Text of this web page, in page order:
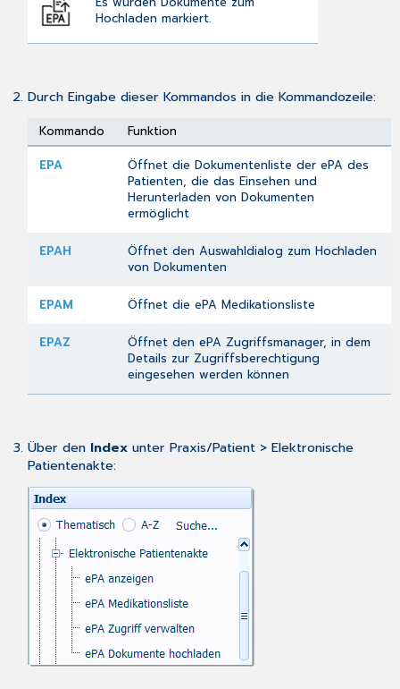
Hochladen markiert.
Durch Eingabe dieser Kommandos in die Kommandozeile:
Kommando
Funktion
EPA
Öffnet die Dokumentenliste der ePA des
Patienten, die das Einsehen und
Herunterladen von Dokumenten
ermöglicht
EPAH Öffnet den Auswahldialog zum Hochladen
von Dokumenten
EPAM Öffnet die ePA Medikationsliste
EPAZ Öffnet den ePA Zugriffsmanager, in dem
Details zur Zugriffsberechtigung
eingesehen werden können
Über den Indexunter Praxis/Patient > Elektronische
Patientenakte: